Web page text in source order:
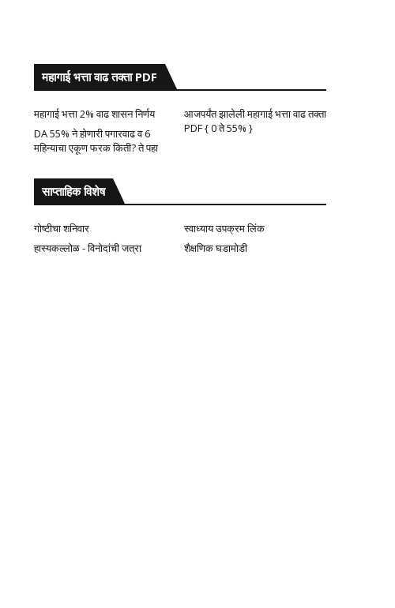
महागाई भत्ता वाढ तक्ता PDF
महागाई भत्ता 2% वाढ शासन निर्णय
आजपर्यंत झालेली महागाई भत्ता वाढ तक्ता
PDF { 0 ते 55% }
DA 55% ने होणारी पगारवाढ व 6
महिन्याचा एकूण फरक किती? ते पहा
साप्ताहिक विशेष
गोष्टीचा शनिवार
स्वाध्याय उपक्रम लिंक
हास्यकल्लोळ - विनोदांची जत्रा
शैक्षणिक घडामोडी